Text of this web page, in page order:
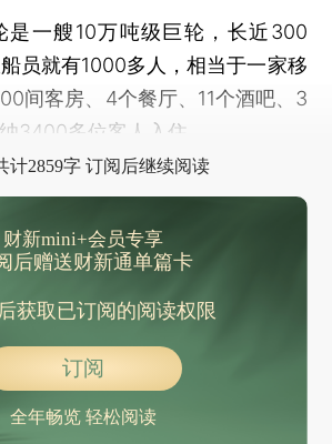
一艘10万吨级巨轮，长近300
员就有1000多人，相当于一家移
间客房、4个餐厅、11个酒吧、3
3400多位客人入住。
计2859字 订阅后继续阅读
财新mini+会员专享
后赠送财新通单篇卡
获取已订阅的阅读权限
订阅
全年畅览 轻松阅读